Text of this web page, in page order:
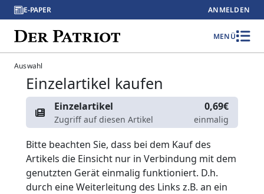
E-PAPER ANMELDEN
MENÜ
Auswahl
Einzelartikel kaufen
Einzelartikel
Zugriff auf diesen Artikel
0,69€
einmalig
Bitte beachten Sie, dass bei dem Kauf des
Artikels die Einsicht nur in Verbindung mit dem
genutzten Gerät einmalig funktioniert. D.h.
durch eine Weiterleitung des Links z.B. an ein